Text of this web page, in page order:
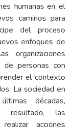
humanas en el
caminos para
del proceso
enfoques de
organizaciones
de personas con
el contexto
La sociedad en
décadas,
resultado, las
acciones